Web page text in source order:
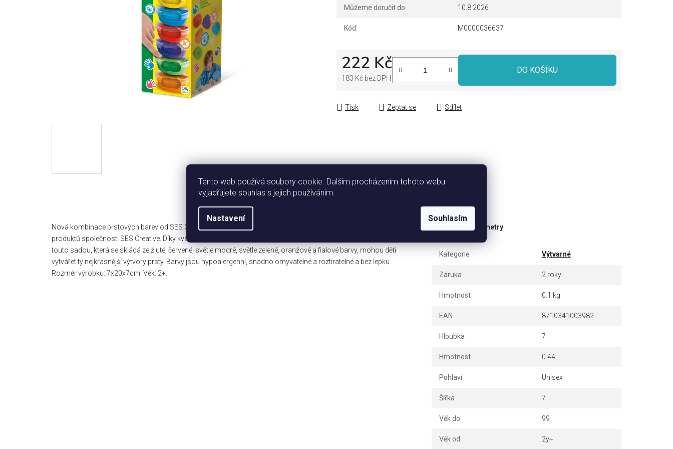
Tento web používá soubory cookie. Dalším procházením tohoto webu
vyjadřujete souhlas s jejich používáním.
Nastavení Souhlasím
Můžeme doručit do: 10.8.2026
Kód: M0000036637
222 Kč
183 Kč bez DPH
DO KOŠÍKU
Tisk Zeptat se Sdílet
Popis
Nová kombinace prstových barev od SES Creative o objemu 6x45ml! Prstové barvy jsou jedním z nejznámějších
produktů společnosti SES Creative. Díky kvalitě, intenzitě barvy a omyvatelnosti je prstová barva nepřekonatelná. S
touto sadou, která se skládá ze žluté, červené, světle modré, světle zelené, oranžové a fialové barvy, mohou děti
vytvářet ty nejkrásnější výtvory prsty. Barvy jsou hypoalergenní, snadno omyvatelné a roztíratelné a bez lepku.
Rozměr výrobku: 7x20x7cm. Věk: 2+.
Doplňkové parametry
Kategorie Výtvarné
Záruka 2 roky
Hmotnost 0.1 kg
EAN 8710341003982
Hloubka 7
Hmotnost 0.44
Pohlaví Unisex
Šířka 7
Věk do 99
Věk od 2y+